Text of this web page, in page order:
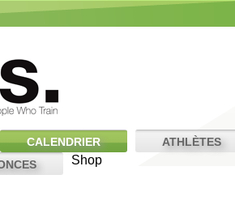
CALENDRIER
ATHLÈTES
Shop